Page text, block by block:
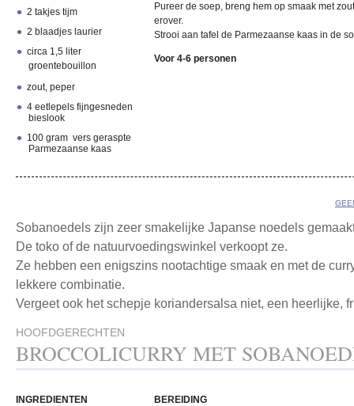
2 takjes tijm
2 blaadjes laurier
circa 1,5 liter
groentebouillon
zout, peper
4 eetlepels fijngesneden
bieslook
100 gram vers geraspte
Parmezaanse kaas
Pureer de soep, breng hem op smaak met
erover.
Strooi aan tafel de Parmezaanse kaas in de
Voor 4-6 personen
Sobanoedels zijn zeer smakelijke Japanse noedels
De toko of de natuurvoedingswinkel verkoopt ze.
Ze hebben een enigszins nootachtige smaak en met de
lekkere combinatie.
Vergeet ook het schepje koriandersalsa niet, een heerlijke,
HOOFDGERECHTEN
BROCCOLICURRY MET
INGREDIENTEN
BEREIDING